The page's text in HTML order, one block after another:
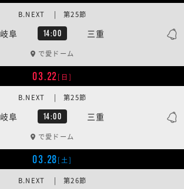
岐阜 14:00 三重
B.NEXT | 第25節
で愛ドーム
03.22[日]
岐阜 14:00 三重
B.NEXT | 第25節
で愛ドーム
03.28[土]
B.NEXT | 第26節